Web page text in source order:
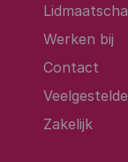
Werken bij
Contact
Zakelijk